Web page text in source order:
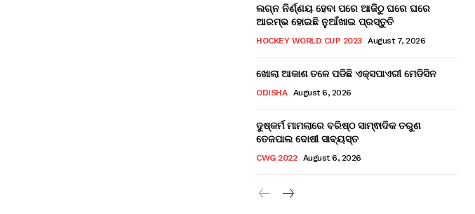
ଲଗ୍ନ ନିର୍ଣ୍ଣୟ ହେବା ପରେ ଆଜିଠୁ ଘରେ ଘରେ
ଆରମ୍ଭ ହୋଇଛି ନୁଆଁଖାଇ ପ୍ରସ୍ତୁତି
HOCKEY WORLD CUP 2023 August 7, 2026
ଖୋଲା ଆକାଶ ତଳେ ପଡିଛି ଏକ୍ସପାଏରୀ ମେଡିସିନ
ODISHA August 6, 2026
ଦୁଷ୍କର୍ମ ମାମଲାରେ ବରିଷ୍ଠ ସାମ୍ଵାଦିକ ତରୁଣ
ତେଜପାଲ ଦୋଷୀ ସାବ୍ୟସ୍ତ
CWG 2022 August 6, 2026